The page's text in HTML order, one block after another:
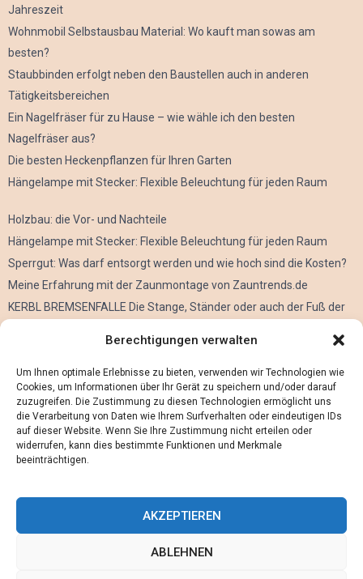
Berechtigungen verwalten
Um Ihnen optimale Erlebnisse zu bieten, verwenden wir Technologien wie
Cookies, um Informationen über Ihr Gerät zu speichern und/oder darauf
zuzugreifen. Die Zustimmung zu diesen Technologien ermöglicht uns
die Verarbeitung von Daten wie Ihrem Surfverhalten oder eindeutigen IDs
auf dieser Website. Wenn Sie Ihre Zustimmung nicht erteilen oder
widerrufen, kann dies bestimmte Funktionen und Merkmale
beeinträchtigen.
AKZEPTIEREN
ABLEHNEN
Jahreszeit
Wohnmobil Selbstausbau Material: Wo kauft man sowas am
besten?
Staubbinden erfolgt neben den Baustellen auch in anderen
Tätigkeitsbereichen
Ein Nagelfräser für zu Hause – wie wähle ich den besten
Nagelfräser aus?
Die besten Heckenpflanzen für Ihren Garten
Hängelampe mit Stecker: Flexible Beleuchtung für jeden Raum
Holzbau: die Vor- und Nachteile
Hängelampe mit Stecker: Flexible Beleuchtung für jeden Raum
Sperrgut: Was darf entsorgt werden und wie hoch sind die Kosten?
Meine Erfahrung mit der Zaunmontage von Zauntrends.de
KERBL BREMSENFALLE Die Stange, Ständer oder auch der Fuß der
Alles über Metall Schleifen